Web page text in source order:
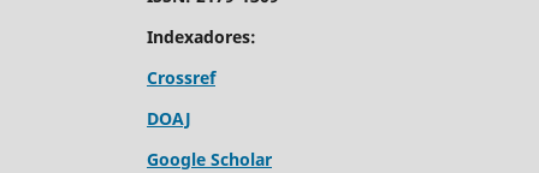
Indexadores:
Crossref
DOAJ
Google Scholar